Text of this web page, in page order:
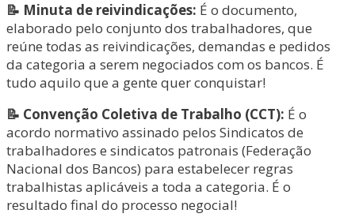
📝 Minuta de reivindicações: É o documento,
elaborado pelo conjunto dos trabalhadores, que
reúne todas as reivindicações, demandas e pedidos
da categoria a serem negociados com os bancos. É
tudo aquilo que a gente quer conquistar!
📝 Convenção Coletiva de Trabalho (CCT): É o
acordo normativo assinado pelos Sindicatos de
trabalhadores e sindicatos patronais (Federação
Nacional dos Bancos) para estabelecer regras
trabalhistas aplicáveis a toda a categoria. É o
resultado final do processo negocial!